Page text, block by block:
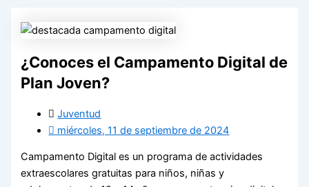
¿Conoces el Campamento Digital de
Plan Joven?
Juventud
miércoles, 11 de septiembre de 2024
Campamento Digital es un programa de actividades
extraescolares gratuitas para niños, niñas y